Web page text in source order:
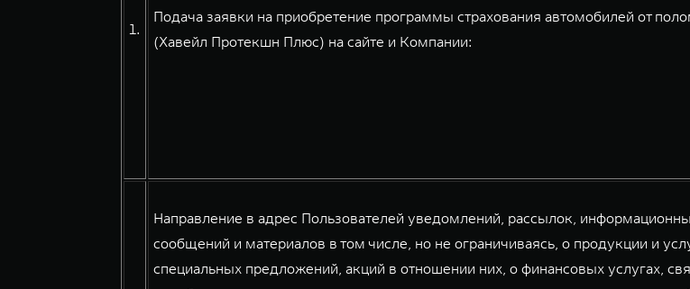
1.
Подача заявки на приобретение программы страхования автомобилей от
(Хавейл Протекшн Плюс) на сайте и Компании:
Направление в адрес Пользователей уведомлений, рассылок,
сообщений и материалов в том числе, но не ограничиваясь, о продукции и
специальных предложений, акций в отношении них, о финансовых услугах,